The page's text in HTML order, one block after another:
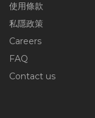
使用條款
私隱政策
Careers
FAQ
Contact us